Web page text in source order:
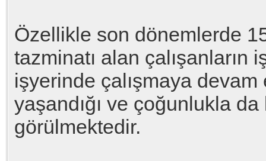
Özellikle son dönemlerde
tazminatı alan çalışanların
işyerinde çalışmaya
yaşandığı ve çoğunlukla
görülmektedir.